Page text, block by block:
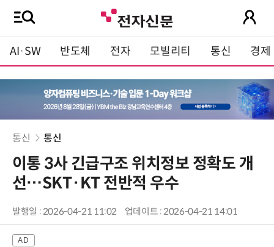
AI·SW 반도체 전자 모빌리티 통신 경제
통신 통신
이통 3사 긴급구조 위치정보 정확도 개
선…SKT·KT 전반적 우수
발행일 : 2026-04-21 11:02 업데이트 : 2026-04-21 14:01